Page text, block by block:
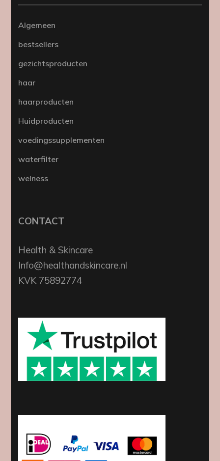
Algemeen
bestsellers
gezichtsproducten
haar
haarproducten
Huidproducten
voedingssupplementen
waterfilter
welness
CONTACT
Health & Skincare
Info@healthandskincare.nl
KVK 75892774